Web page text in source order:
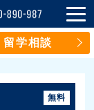
留学相談
無料